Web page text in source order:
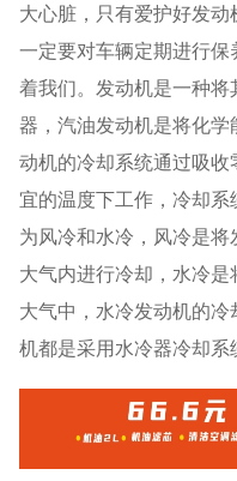
大心脏，只有爱护好发
一定要对车辆定期进行
着我们。发动机是一种
器，汽油发动机是将化
动机的冷却系统通过吸
宜的温度下工作，冷却
为风冷和水冷，风冷是
大气内进行冷却，水冷
大气中，水冷发动机的
机都是采用水冷器冷却系